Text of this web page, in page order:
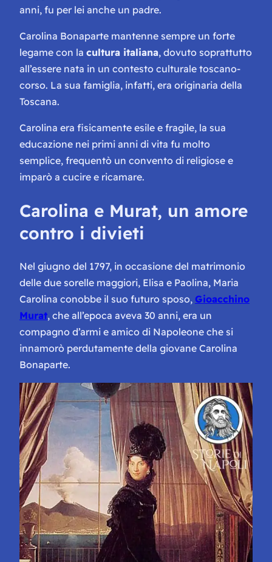
anni, fu per lei anche un padre.
Carolina Bonaparte mantenne sempre un forte
legame con la cultura italiana, dovuto soprattutto
all’essere nata in un contesto culturale toscano-
corso. La sua famiglia, infatti, era originaria della
Toscana.
Carolina era fisicamente esile e fragile, la sua
educazione nei primi anni di vita fu molto
semplice, frequentò un convento di religiose e
imparò a cucire e ricamare.
Carolina e Murat, un amore
contro i divieti
Nel giugno del 1797, in occasione del matrimonio
delle due sorelle maggiori, Elisa e Paolina, Maria
Carolina conobbe il suo futuro sposo, Gioacchino
Murat, che all’epoca aveva 30 anni, era un
compagno d’armi e amico di Napoleone che si
innamorò perdutamente della giovane Carolina
Bonaparte.